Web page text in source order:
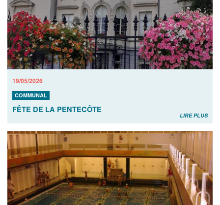
19/05/2026
COMMUNAL
FÊTE DE LA PENTECÔTE
LIRE PLUS